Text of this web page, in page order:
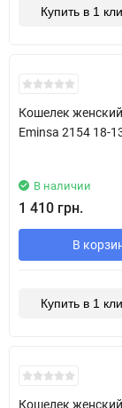
Купить в 1
Кошелек
Eminsa 2154 18-
В наличии
1 410 грн.
В
Купить в 1
Кошелек